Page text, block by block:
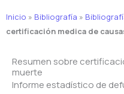
Inicio » Bibliografía »
certificación medica de
Resumen sobre
muerte
Informe estadístico de